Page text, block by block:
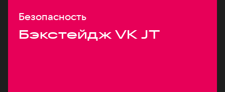
Безопасность
Бэкстейдж VK JT